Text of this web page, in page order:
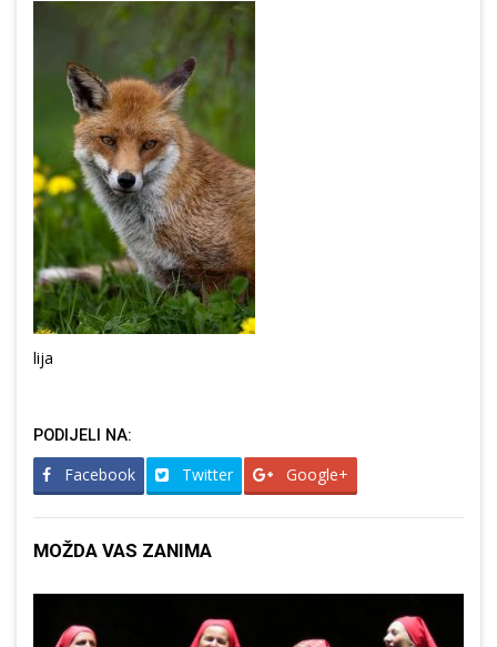
lija
PODIJELI NA:
Facebook Twitter Google+
MOŽDA VAS ZANIMA